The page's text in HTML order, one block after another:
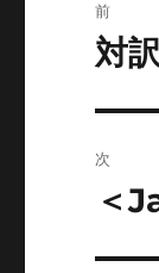
稿
ゲ
前
前
投
稿:
対
次
次
投
＜